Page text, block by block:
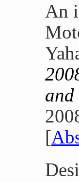
An
and
[